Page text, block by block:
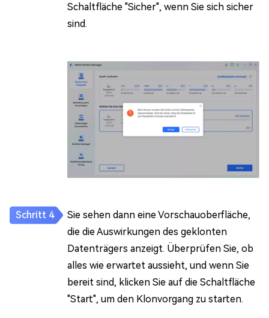
Schaltfläche "Sicher", wenn Sie sich sicher
sind.
Sie sehen dann eine Vorschauoberfläche,
die die Auswirkungen des geklonten
Datenträgers anzeigt. Überprüfen Sie, ob
alles wie erwartet aussieht, und wenn Sie
bereit sind, klicken Sie auf die Schaltfläche
"Start", um den Klonvorgang zu starten.